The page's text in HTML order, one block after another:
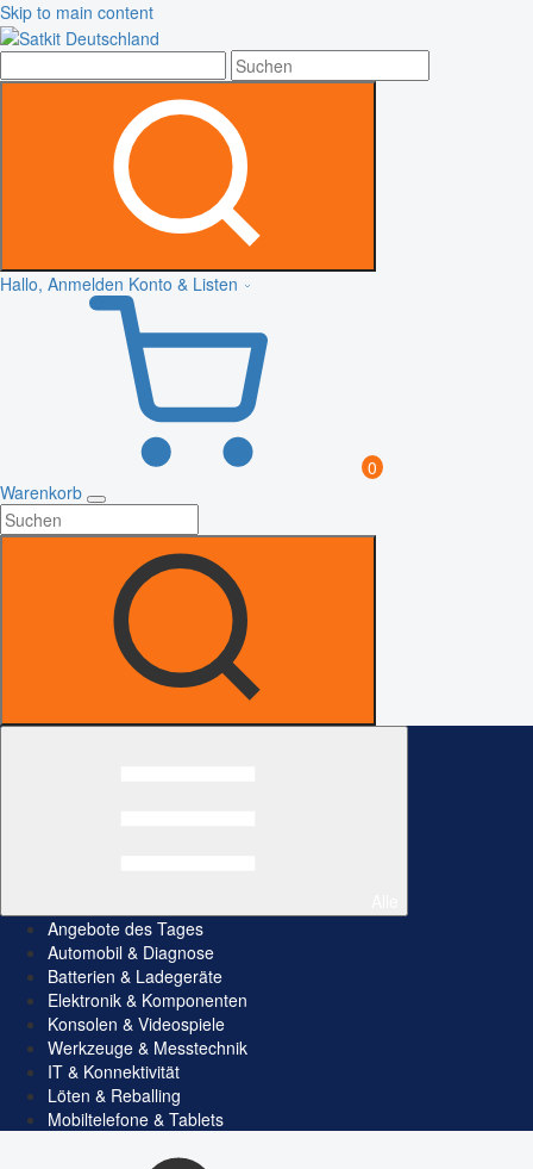
Skip to main content
Hallo, Anmelden Konto & Listen
0
Warenkorb
Angebote des Tages
Automobil & Diagnose
Batterien & Ladegeräte
Elektronik & Komponenten
Konsolen & Videospiele
Werkzeuge & Messtechnik
IT & Konnektivität
Löten & Reballing
Mobiltelefone & Tablets